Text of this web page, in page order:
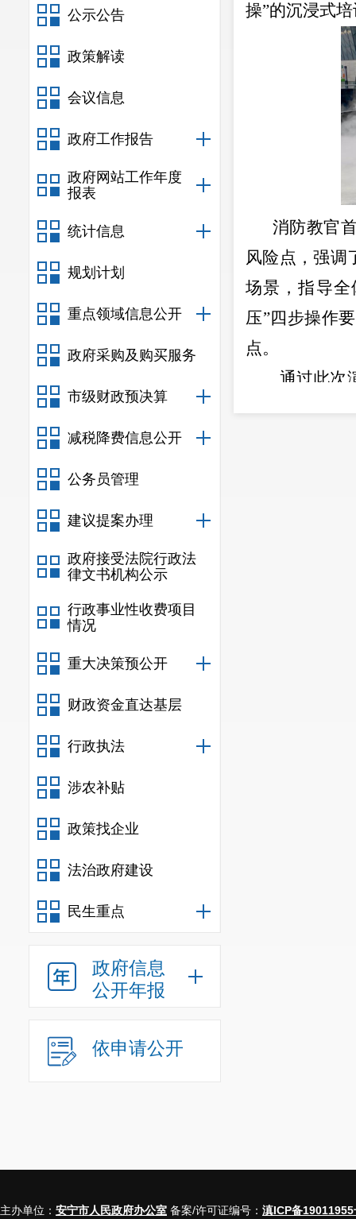
公示公告
政策解读
会议信息
政府工作报告
政府网站工作年度
报表
统计信息
规划计划
重点领域信息公开
政府采购及购买服务
市级财政预决算
减税降费信息公开
公务员管理
建议提案办理
政府接受法院行政法
律文书机构公示
行政事业性收费项目
情况
重大决策预公开
财政资金直达基层
行政执法
涉农补贴
政策找企业
法治政府建设
民生重点
政府信息
公开年报
依申请公开
操”的沉浸式
消防教官
风险点，强调
场景，指导
压”四步操作
点。
通过此次
队应急协作能
主办单位： 安宁市人民政府办公室 备案/许可证编号： 滇ICP备